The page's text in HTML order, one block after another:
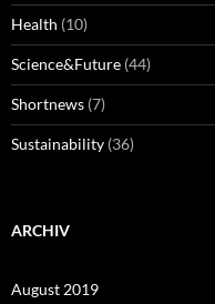
Health (10)
Science&Future (44)
Shortnews (7)
Sustainability (36)
ARCHIV
August 2019